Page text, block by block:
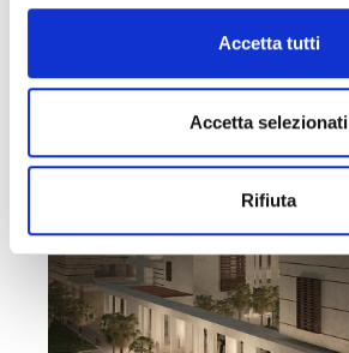
Accetta tutti
Accetta selezionati
Rifiuta